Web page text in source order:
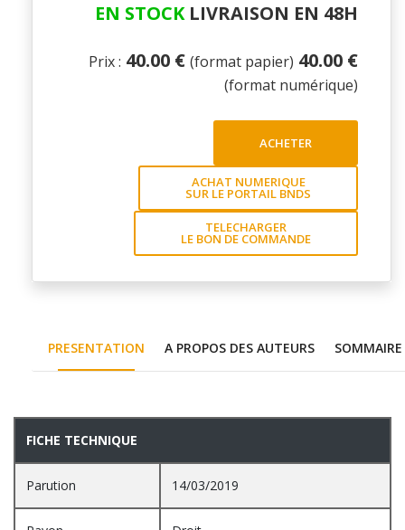
EN STOCKLIVRAISON EN 48H
Prix : 40.00 € (format papier) 40.00 €
(format numérique)
ACHETER
ACHAT NUMERIQUE
SUR LE PORTAIL BNDS
TELECHARGER
LE BON DE COMMANDE
PRESENTATION A PROPOS DES AUTEURS SOMMAIRE
PRESENTATION
FICHE TECHNIQUE
Parution 14/03/2019